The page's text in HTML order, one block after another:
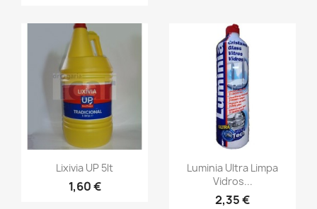
Lixivia UP 5lt
1,60 €
Luminia Ultra Limpa
Vidros...
2,35 €